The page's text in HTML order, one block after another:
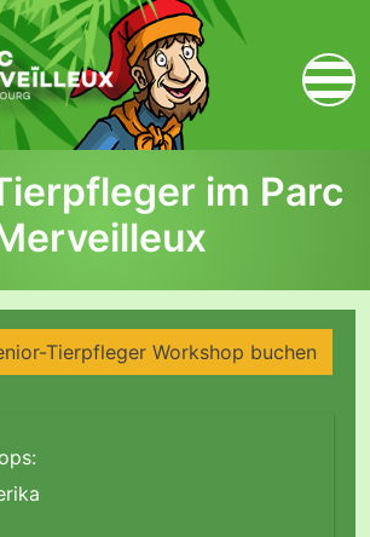
im Parc
Tierpfleger Workshop buchen